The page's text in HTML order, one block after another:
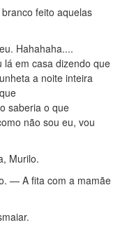
feito aquelas
Hahahaha....
lá em casa dizendo que
a noite inteira
saberia o que
não sou eu, vou
Murilo.
— A fita com a mamãe